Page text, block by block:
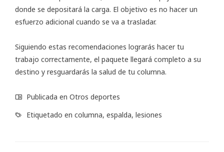
donde se depositará la carga. El objetivo es no hacer un
esfuerzo adicional cuando se va a trasladar.
Siguiendo estas recomendaciones lograrás hacer tu
trabajo correctamente, el paquete llegará completo a su
destino y resguardarás la salud de tu columna.
Publicada en Otros deportes
Etiquetado en columna, espalda, lesiones